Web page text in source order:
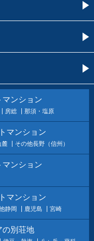
マンション
房総 那須・塩原
マンション
麓 その他長野（信州）
ンション
マンション
静岡 鹿児島 宮崎
の別荘地